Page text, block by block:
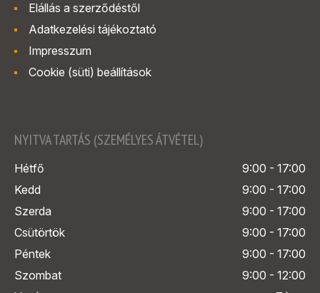
Elállás a szerződéstől
Adatkezelési tájékoztató
Impresszum
Cookie (süti) beállítások
NYITVA TARTÁS (SZEMÉLYES ÁTVÉTEL)
Hétfő
9:00 - 17:00
Kedd
9:00 - 17:00
Szerda
9:00 - 17:00
Csütörtök
9:00 - 17:00
Péntek
9:00 - 17:00
Szombat
9:00 - 12:00